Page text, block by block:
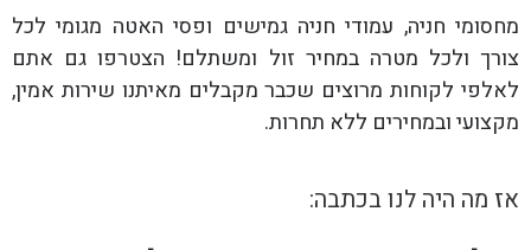
מחסומי חניה, עמודי חניה גמישים ופסי האטה מגומי לכל
צורך ולכל מטרה במחיר זול ומשתלם! הצטרפו גם אתם
לאלפי לקוחות מרוצים שכבר מקבלים מאיתנו שירות אמין,
מקצועי ובמחירים ללא תחרות.
אז מה היה לנו בכתבה: